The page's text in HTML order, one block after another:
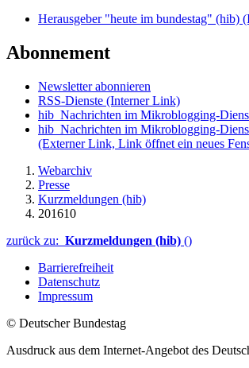
Herausgeber "heute im bundestag" (hib)
Abonnement
Newsletter abonnieren
RSS-Dienste (Interner Link)
hib_Nachrichten im Mikroblogging-
hib_Nachrichten im Mikroblogging-
(Externer Link, Link öffnet ein neues
Webarchiv
Presse
Kurzmeldungen (hib)
201610
zurück zu: Kurzmeldungen (hib) ()
Barrierefreiheit
Datenschutz
Impressum
© Deutscher Bundestag
Ausdruck aus dem Internet-Angebot des